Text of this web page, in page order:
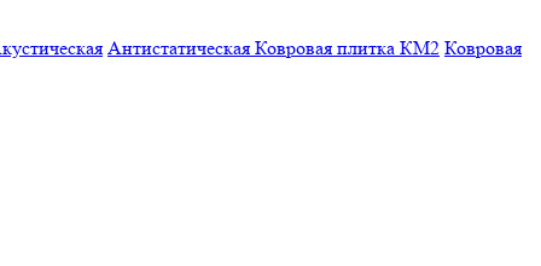
Антистатическая Ковровая плитка КМ2 Ковровая